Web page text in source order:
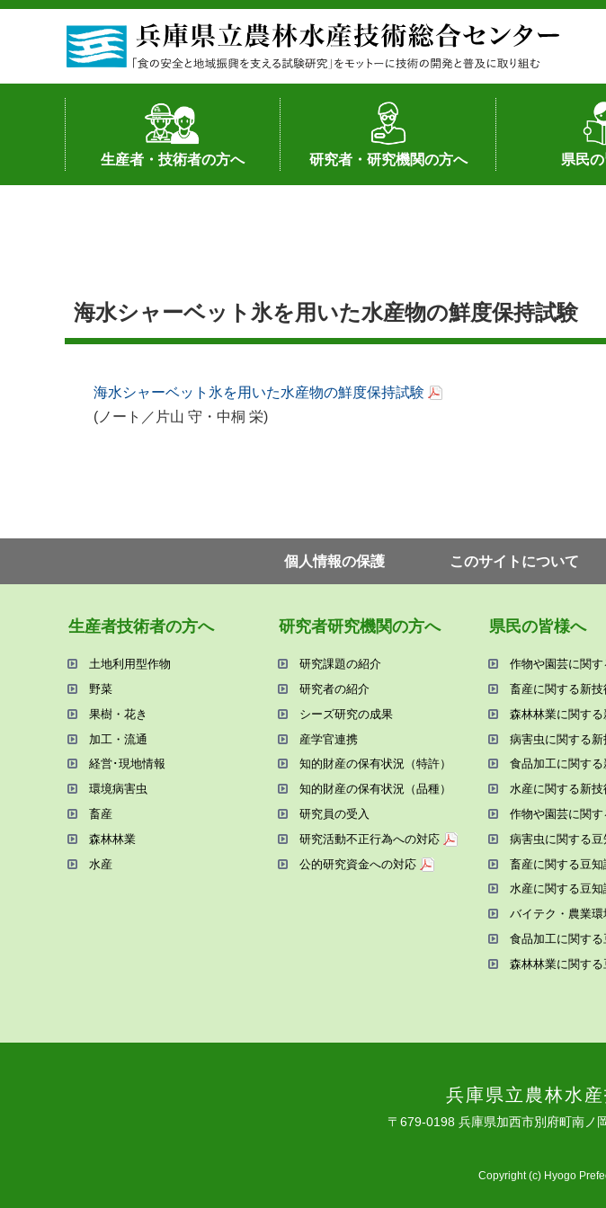
生産者・技術者の方へ
土地利用型作物
野菜
果樹・花き
加工・流通
経営･現地情報
環境病害虫
畜産
森林林業
水産
基幹種雄牛の紹介
研究者・研究機関の方へ
研究者の紹介
シーズ研究の成果
産学官連携
知的財産の保有状況（特許）
知的財産の保有状況（品種）
研究員の受入
研究活動不正行為への対応
公的研究資金への対応
県民
作物や園芸に
畜産に関する
森林林業に関
病害虫に関す
食品加工に関
水産に関する
作物や園芸に
病害虫に関す
畜産に関する
水産に関する
バイテク・農
食品加工に関
森林林業に関
海水シャーベット氷を用いた水産物の鮮度保持試験
海水シャーベット氷を用いた水産物の鮮度保持試験
(ノート／片山 守・中桐 栄)
個⼈情報の保護 このサイトについて
⽣産者技術者の⽅へ
⼟地利⽤型作物
野菜
果樹・花き
加⼯・流通
経営･現地情報
環境病害⾍
畜産
森林林業
⽔産
研究者研究機関の⽅へ
研究課題の紹介
研究者の紹介
シーズ研究の成果
産学官連携
知的財産の保有状況（特許）
知的財産の保有状況（品種）
研究員の受⼊
研究活動不正⾏為への対応
公的研究資金への対応
県⺠の皆様へ
作物や園芸に関
畜産に関する新技
森林林業に関する
病害⾍に関する新
⾷品加⼯に関する
⽔産に関する新技
作物や園芸に関
病害⾍に関する⾖
畜産に関する⾖知
⽔産に関する⾖知
バイテク・農業
⾷品加⼯に関する
森林林業に関する
兵庫県⽴農林⽔
〒679-0198 兵庫県加⻄市別府町南ノ
Copyright (c) Hyogo